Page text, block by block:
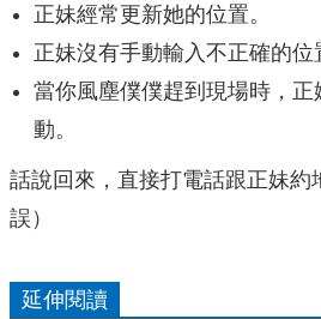
正妹經常更新她的位置。
正妹沒有手動輸入不正確的位
當你風塵僕僕趕到現場時，正
動。
話說回來，直接打電話跟正妹
誤）
延伸閱讀